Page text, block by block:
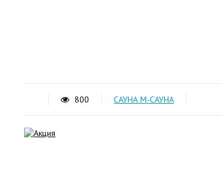
800 САУНА М-САУНА